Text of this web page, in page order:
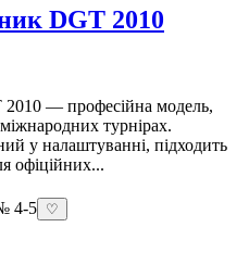
DGT 2010
— професійна модель,
турнірах.
у налаштуванні, підходить
офіційних...
♡